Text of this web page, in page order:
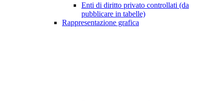
Enti di diritto privato controllati (da
pubblicare in tabelle)
Rappresentazione grafica